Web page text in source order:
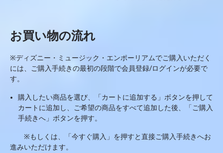
お買い物の流れ
※ディズニー・ミュージック・エンポーリアムでご購入いただく
には、ご購入手続きの最初の段階で会員登録/ログインが必要で
す。
購入したい商品を選び、「カートに追加する」ボタンを押して
カートに追加し、ご希望の商品をすべて追加した後、「ご購入
手続きへ」ボタンを押す。
※もしくは、「今すぐ購入」を押すと直接ご購入手続きへお
進みいただけます。